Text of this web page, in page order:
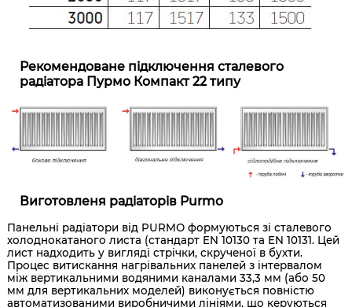
Рекомендоване підключення сталевого
радіатора Пурмо Компакт 22 типу
Виготовленя радіаторів Purmo
Панельні радіатори від PURMO формуються зі сталевого
холоднокатаного листа (стандарт EN 10130 та EN 10131. Цей
лист надходить у вигляді стрічки, скрученої в бухти.
Процес витискання нагрівальних панелей з інтервалом
між вертикальними водяними каналами 33,3 мм (або 50
мм для вертикальних моделей) виконується повністю
автоматизованими виробничими лініями, що керуються